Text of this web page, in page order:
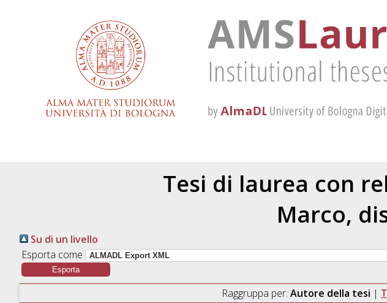
Tesi di laurea con
Marco,
Su di un livello
Esporta come
Raggruppa per: Autore della tesi |